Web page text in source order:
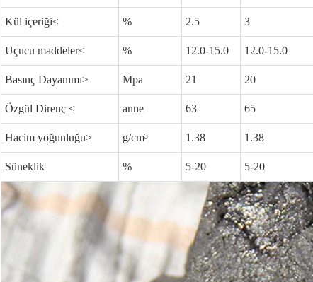
Kül içeriği≤ % 2.5 3
Uçucu maddeler≤ % 12.0-15.0 12.0-15.0
Basınç Dayanımı≥ Mpa 21 20
Özgül Direnç ≤ anne 63 65
Hacim yoğunluğu≥ g/cm³ 1.38 1.38
Süneklik % 5-20 5-20